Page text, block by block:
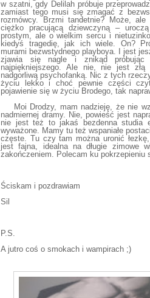
w szatni, gdy Delilah próbuje
zamiast tego musi się zmagać z
rozmówcy. Brzmi tandetnie? Może,
ciężko pracującą dziewczyną –
prostym, ale o wielkim sercu i
kiedyś tragedię, jak ich wiele. On?
murami bezwstydnego playboya. I jest
zjawia się nagle i znikąd
najpiękniejszego. Ale nie, nie jest
nadgorliwą psychofanką. Nic z tych
życiu lekko i choć pewnie części
pojawienie się w życiu Brodego, tak
Moi Drodzy, mam nadzieję, że nie
nadmiernej dramy. Nie, powieść jest
nie jest też to jakaś bezdenna studia
wyważone. Mamy tu też wspaniałe
częste. Tu czy tam można uronić
jest fajna, idealna na długie zimowe
zakończeniem. Polecam ku pokrzepieniu
Ściskam i pozdrawiam
Sil
P.S.
A jutro coś o smokach i wampirach ;)